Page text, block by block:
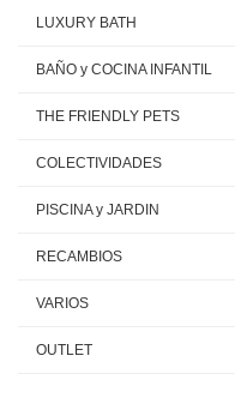
LUXURY BATH
BAÑO y COCINA INFANTIL
THE FRIENDLY PETS
COLECTIVIDADES
PISCINA y JARDIN
RECAMBIOS
VARIOS
OUTLET